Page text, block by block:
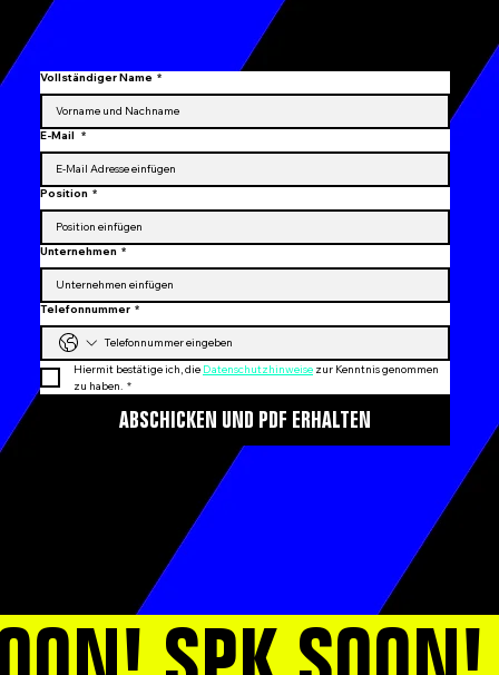
Vollständiger Name *
E-Mail *
Position *
Unternehmen *
Telefonnummer *
Hiermit bestätige ich, die Datenschutzhinweise zur Kenntnis genommen
zu haben. *
ABSCHICKEN UND PDF ERHALTEN